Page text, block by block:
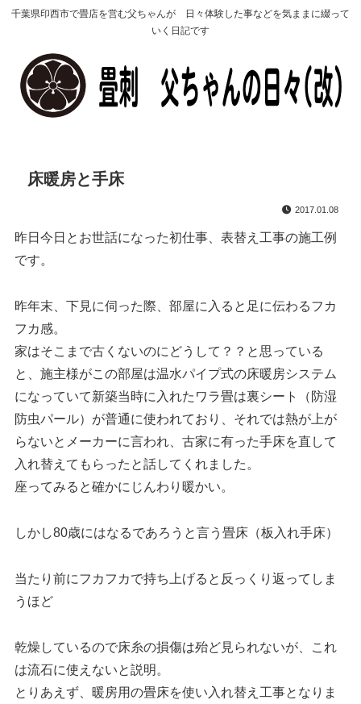
千葉県印西市で畳店を営む父ちゃんが 日々体験した事などを気ままに綴って
いく日記です
床暖房と手床
2017.01.08
昨日今日とお世話になった初仕事、表替え工事の施工例
です。
昨年末、下見に伺った際、部屋に入ると足に伝わるフカ
フカ感。
家はそこまで古くないのにどうして？？と思っている
と、施主様がこの部屋は温水パイプ式の床暖房システム
になっていて新築当時に入れたワラ畳は裏シート（防湿
防虫パール）が普通に使われており、それでは熱が上が
らないとメーカーに言われ、古家に有った手床を直して
入れ替えてもらったと話してくれました。
座ってみると確かにじんわり暖かい。
しかし80歳にはなるであろうと言う畳床（板入れ手床）
当たり前にフカフカで持ち上げると反っくり返ってしま
うほど
乾燥しているので床糸の損傷は殆ど見られないが、これ
は流石に使えないと説明。
とりあえず、暖房用の畳床を使い入れ替え工事となりま